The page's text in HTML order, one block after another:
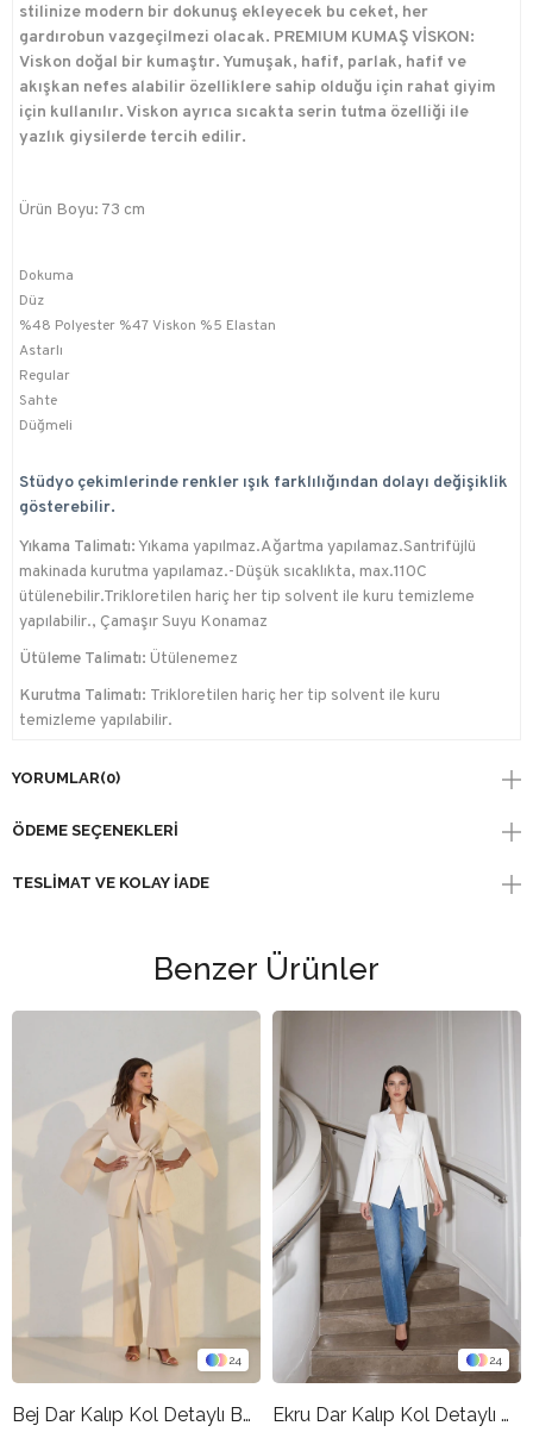
stilinize modern bir dokunuş ekleyecek bu ceket, her
gardırobun vazgeçilmezi olacak. PREMIUM KUMAŞ VİSKON:
Viskon doğal bir kumaştır. Yumuşak, hafif, parlak, hafif ve
akışkan nefes alabilir özelliklere sahip olduğu için rahat giyim
için kullanılır. Viskon ayrıca sıcakta serin tutma özelliği ile
yazlık giysilerde tercih edilir.
Ürün Boyu: 73 cm
Dokuma
Düz
%48 Polyester %47 Viskon %5 Elastan
Astarlı
Regular
Sahte
Düğmeli
Stüdyo çekimlerinde renkler ışık farklılığından dolayı değişiklik
gösterebilir.
Yıkama Talimatı:Yıkama yapılmaz.Ağartma yapılamaz.Santrifüjlü
makinada kurutma yapılamaz.-Düşük sıcaklıkta, max.110C
ütülenebilir.Trikloretilen hariç her tip solvent ile kuru temizleme
yapılabilir., Çamaşır Suyu Konamaz
Ütüleme Talimatı: Ütülenemez
Kurutma Talimatı: Trikloretilen hariç her tip solvent ile kuru
temizleme yapılabilir.
YORUMLAR(0)
ÖDEME SEÇENEKLERI
TESLIMAT VE KOLAY İADE
Benzer Ürünler
24
Bej Dar Kalıp Kol Detaylı Belde Bağlama Detaylı Ceket
24
Ekru Dar Kalıp Kol Detaylı Belde Bağlama Detaylı Ceket